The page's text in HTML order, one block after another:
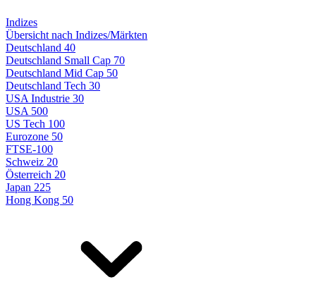
Indizes
Übersicht nach Indizes/Märkten
Deutschland 40
Deutschland Small Cap 70
Deutschland Mid Cap 50
Deutschland Tech 30
USA Industrie 30
USA 500
US Tech 100
Eurozone 50
FTSE-100
Schweiz 20
Österreich 20
Japan 225
Hong Kong 50